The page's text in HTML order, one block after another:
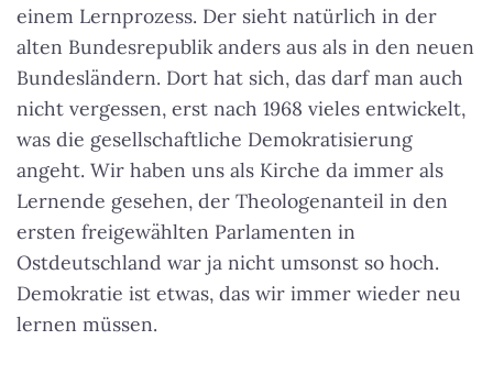
einem Lernprozess. Der sieht natürlich in der
alten Bundesrepublik anders aus als in den neuen
Bundesländern. Dort hat sich, das darf man auch
nicht vergessen, erst nach 1968 vieles entwickelt,
was die gesellschaftliche Demokratisierung
angeht. Wir haben uns als Kirche da immer als
Lernende gesehen, der Theologenanteil in den
ersten freigewählten Parlamenten in
Ostdeutschland war ja nicht umsonst so hoch.
Demokratie ist etwas, das wir immer wieder neu
lernen müssen.